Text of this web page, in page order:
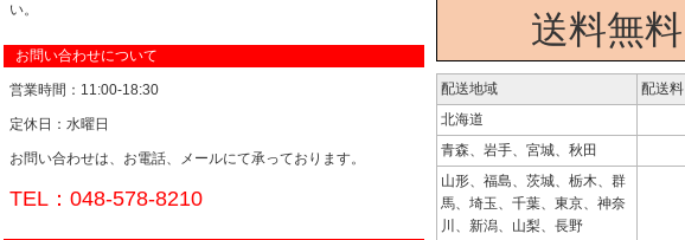
い。
お問い合わせについて
営業時間：11:00-18:30
定休日：水曜日
お問い合わせは、お電話、メールにて承っております。
TEL：048-578-8210
送料無料
配送地域
配送料
北海道
青森、岩手、宮城、秋田
山形、福島、茨城、栃木、群
馬、埼玉、千葉、東京、神奈
川、新潟、山梨、長野